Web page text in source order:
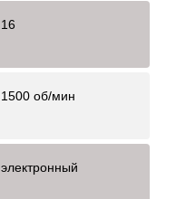
16
1500 об/мин
электронный